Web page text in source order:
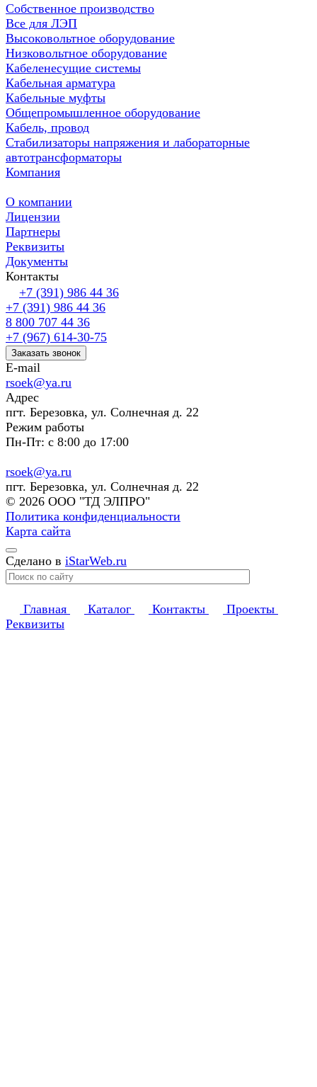
Собственное производство
Все для ЛЭП
Высоковольтное оборудование
Низковольтное оборудование
Кабеленесущие системы
Кабельная арматура
Кабельные муфты
Общепромышленное оборудование
Кабель, провод
Стабилизаторы напряжения и лабораторные
автотрансформаторы
Компания
О компании
Лицензии
Партнеры
Реквизиты
Документы
Контакты
+7 (391) 986 44 36
+7 (391) 986 44 36
8 800 707 44 36
+7 (967) 614-30-75
Заказать звонок
E-mail
rsoek@ya.ru
Адрес
пгт. Березовка, ул. Солнечная д. 22
Режим работы
Пн-Пт: с 8:00 до 17:00
rsoek@ya.ru
пгт. Березовка, ул. Солнечная д. 22
© 2026 ООО "ТД ЭЛПРО"
Политика конфиденциальности
Карта сайта
Сделано в iStarWeb.ru
Главная Каталог Контакты
Проекты
Реквизиты